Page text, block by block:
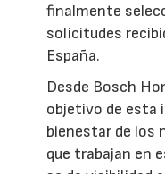
finalmente
solicitudes
España.
Desde Bosch
objetivo de esta
bienestar de los
que trabajan en